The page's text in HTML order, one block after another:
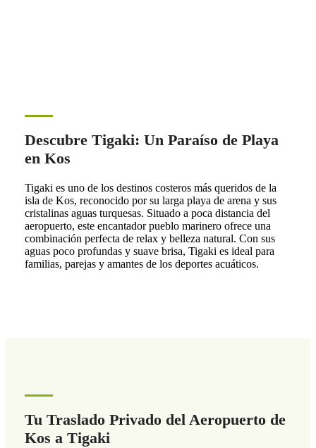
Descubre Tigaki: Un Paraíso de Playa
en Kos
Tigaki es uno de los destinos costeros más queridos de la
isla de Kos, reconocido por su larga playa de arena y sus
cristalinas aguas turquesas. Situado a poca distancia del
aeropuerto, este encantador pueblo marinero ofrece una
combinación perfecta de relax y belleza natural. Con sus
aguas poco profundas y suave brisa, Tigaki es ideal para
familias, parejas y amantes de los deportes acuáticos.
Tu Traslado Privado del Aeropuerto de
Kos a Tigaki